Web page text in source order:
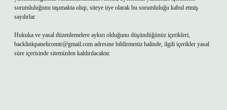
sorumluluğunu taşımakta olup, siteye üye olarak bu sorumluluğu kabul etmiş
sayılırlar.
Hukuka ve yasal düzenlemelere aykırı olduğunu düşündüğünüz içerikleri,
backlinkpanelicomtr@gmail.com adresine bildirmeniz halinde, ilgili içerikler yasal
süre içerisinde sitemizden kaldırılacaktır.